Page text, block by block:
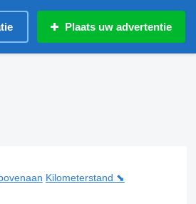
Plaats uw advertentie
Kilometerstand ⬊